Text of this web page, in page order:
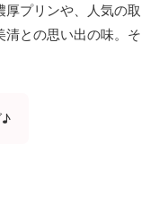
プリンや、人気の取
との思い出の味。そ
♪